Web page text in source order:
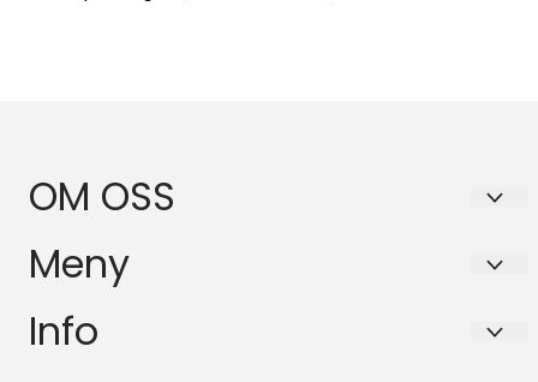
OM OSS
BASSANOVA AS
Schleppegrells gate 30A
0556 OSLO
Meny
Personvern
Info